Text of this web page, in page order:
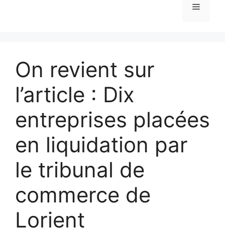
Menu
On revient sur
l’article : Dix
entreprises placées
en liquidation par
le tribunal de
commerce de
Lorient